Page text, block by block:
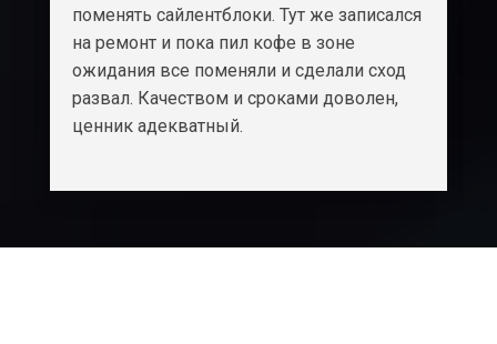
поменять сайлентблоки. Тут же записался
на ремонт и пока пил кофе в зоне
ожидания все поменяли и сделали сход
развал. Качеством и сроками доволен,
ценник адекватный.